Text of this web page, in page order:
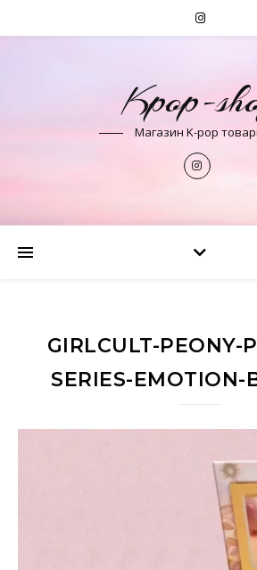
Kpop-
Магазин K-pop
GIRLCULT-PEONY-
SERIES-EMOTION-